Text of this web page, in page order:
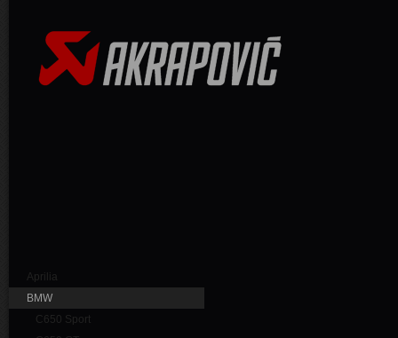
Aprilia
BMW
C650 Sport